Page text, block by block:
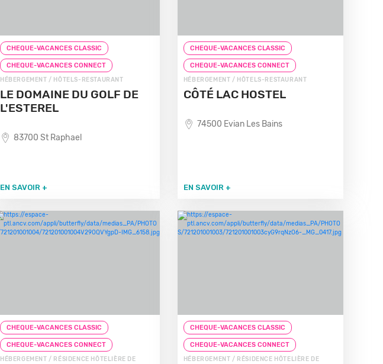
CHEQUE-VACANCES CLASSIC
CHEQUE-VACANCES CONNECT
HÉBERGEMENT / HÔTELS-RESTAURANT
LE DOMAINE DU GOLF DE
L'ESTEREL
83700 St Raphael
EN SAVOIR +
CHEQUE-VACANCES CLASSIC
CHEQUE-VACANCES CONNECT
HÉBERGEMENT / HÔTELS-RESTAURANT
CÔTÉ LAC HOSTEL
74500 Evian Les Bains
EN SAVOIR +
CHEQUE-VACANCES CLASSIC
CHEQUE-VACANCES CONNECT
HÉBERGEMENT / RÉSIDENCE HÔTELIÈRE DE
CHEQUE-VACANCES CLASSIC
CHEQUE-VACANCES CONNECT
HÉBERGEMENT / RÉSIDENCE HÔTELIÈRE DE